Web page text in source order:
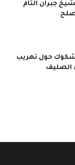
جبران التام
حول تهريب
الصليف